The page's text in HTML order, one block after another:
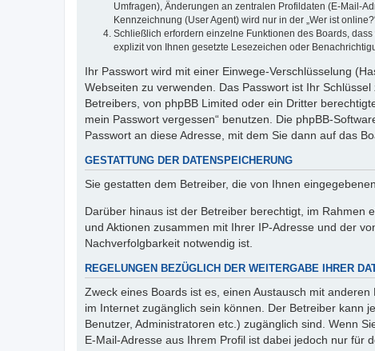
Umfragen), Änderungen an zentralen Profildaten (E-Mail-
Kennzeichnung (User Agent) wird nur in der „Wer ist
Schließlich erfordern einzelne Funktionen des Boards,
explizit von Ihnen gesetzte Lesezeichen oder
Ihr Passwort wird mit einer Einwege-Verschlüsselung
Webseiten zu verwenden. Das Passwort ist Ihr
Betreibers, von phpBB Limited oder ein Dritter
mein Passwort vergessen“ benutzen. Die phpBB-
Passwort an diese Adresse, mit dem Sie dann auf das
GESTATTUNG DER DATENSPEICHERUNG
Sie gestatten dem Betreiber, die von Ihnen
Darüber hinaus ist der Betreiber berechtigt, im Rahmen
und Aktionen zusammen mit Ihrer IP-Adresse und der
Nachverfolgbarkeit notwendig ist.
REGELUNGEN BEZÜGLICH DER WEITERGABE IHRER
Zweck eines Boards ist es, einen Austausch mit
im Internet zugänglich sein können. Der Betreiber kann
Benutzer, Administratoren etc.) zugänglich sind. Wenn
E-Mail-Adresse aus Ihrem Profil ist dabei jedoch nur für